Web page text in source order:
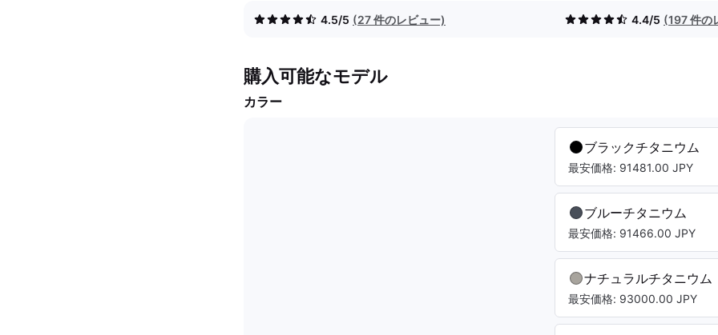
4.5/5 (27 件のレビュー) 4.4/5 (197 件の
購入可能なモデル
カラー
ブラックチタニウム
最安価格: 91481.00 JPY
ブルーチタニウム
最安価格: 91466.00 JPY
ナチュラルチタニウム
最安価格: 93000.00 JPY